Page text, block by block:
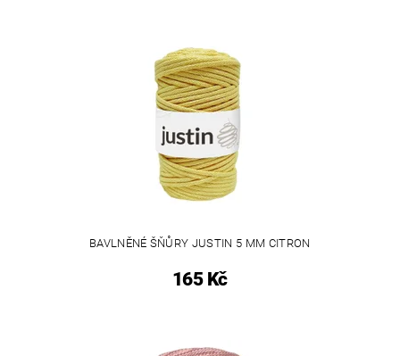
BAVLNĚNÉ ŠŇŮRY JUSTIN 5 MM CITRON
165 Kč